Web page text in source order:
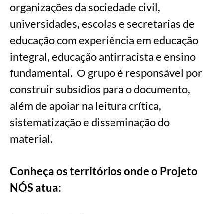
organizações da sociedade civil,
universidades, escolas e secretarias de
educação com experiência em educação
integral, educação antirracista e ensino
fundamental. O grupo é responsável por
construir subsídios para o documento,
além de apoiar na leitura crítica,
sistematização e disseminação do
material.
Conheça os territórios onde o Projeto
NÓS atua: